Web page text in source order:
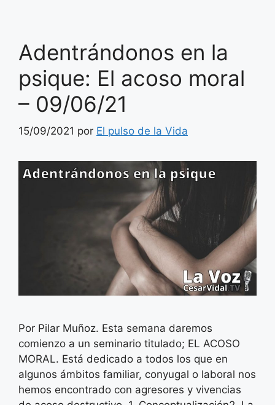
Adentrándonos en la
psique: El acoso moral
– 09/06/21
15/09/2021 por El pulso de la Vida
Por Pilar Muñoz. Esta semana daremos
comienzo a un seminario titulado; EL ACOSO
MORAL. Está dedicado a todos los que en
algunos ámbitos familiar, conyugal o laboral nos
hemos encontrado con agresores y vivencias